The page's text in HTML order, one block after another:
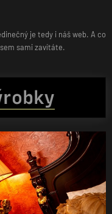
je tedy i náš web. A co
sami zavítáte.